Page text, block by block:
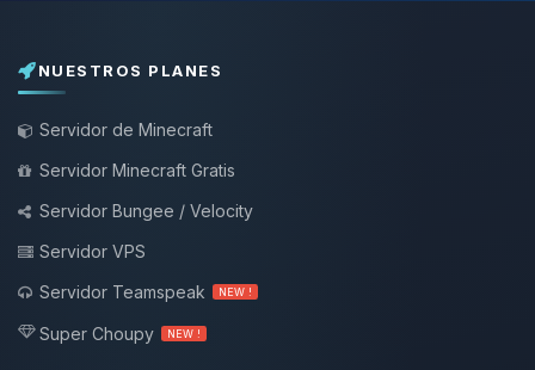
NUESTROS PLANES
Servidor de Minecraft
Servidor Minecraft Gratis
Servidor Bungee / Velocity
Servidor VPS
Servidor Teamspeak
NEW !
Super Choupy NEW !